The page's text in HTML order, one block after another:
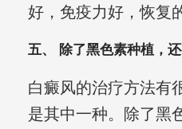
好，免疫力好，恢复
五、 除了黑色素种植，
白癜风的治疗方法有
是其中一种。除了黑